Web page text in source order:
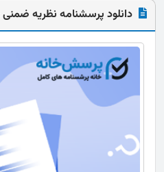
دانلود پرسشنامه نظریه